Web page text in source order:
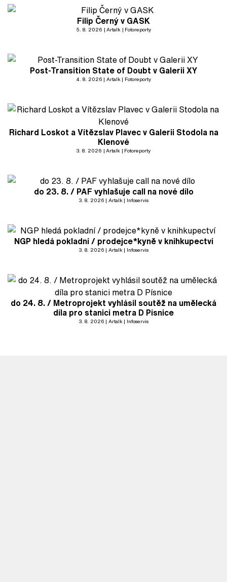
Filip Černý v GASK
5. 8. 2026 Artalk Fotoreporty
Post-Transition State of Doubt v Galerii XY
4. 8. 2026 Artalk Fotoreporty
Richard Loskot a Vítězslav Plavec v Galerii Stodola na
Klenové
3. 8. 2026 Artalk Fotoreporty
do 23. 8. / PAF vyhlašuje call na nové dílo
3. 8. 2026 Artalk Infoservis
NGP hledá pokladní / prodejce*kyně v knihkupectví
3. 8. 2026 Artalk Infoservis
do 24. 8. / Metroprojekt vyhlásil soutěž na umělecká
díla pro stanici metra D Písnice
3. 8. 2026 Artalk Infoservis